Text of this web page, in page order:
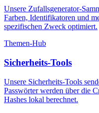
Unsere Zufallsgenerator-
Farben, Identifikatoren und
spezifischen Zweck optimiert.
Themen-Hub
Sicherheits-Tools
Unsere Sicherheits-Tools
Passwörter werden über die
Hashes lokal berechnet.